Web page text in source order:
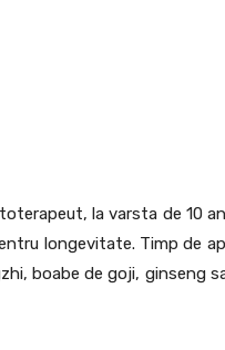
la varsta de 10
longevitate. Timp de
boabe de goji, ginseng